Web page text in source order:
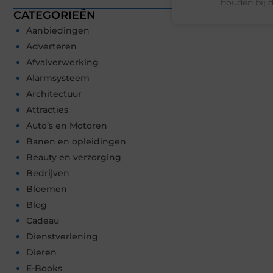
CATEGORIEËN
Aanbiedingen
Adverteren
Afvalverwerking
Alarmsysteem
Architectuur
Attracties
Auto’s en Motoren
Banen en opleidingen
Beauty en verzorging
Bedrijven
Bloemen
Blog
Cadeau
Dienstverlening
Dieren
E-Books
houden bij